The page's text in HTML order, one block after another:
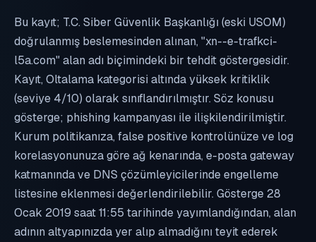
Bu kayıt; T.C. Siber Güvenlik Başkanlığı (eski USOM)
doğrulanmış beslemesinden alınan, "xn--e-trafkci-
l5a.com" alan adı biçimindeki bir tehdit göstergesidir.
Kayıt, Oltalama kategorisi altında yüksek kritiklik
(seviye 4/10) olarak sınıflandırılmıştır. Söz konusu
gösterge; phishing kampanyası ile ilişkilendirilmiştir.
Kurum politikanıza, false positive kontrolünüze ve log
korelasyonunuza göre ağ kenarında, e-posta gateway
katmanında ve DNS çözümleyicilerinde engelleme
listesine eklenmesi değerlendirilebilir. Gösterge 28
Ocak 2019 saat 11:55 tarihinde yayımlandığından, alan
adının altyapınızda yer alıp almadığını teyit ederek